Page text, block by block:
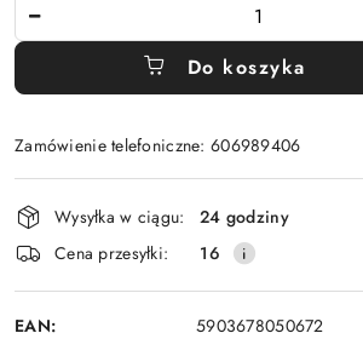
Do koszyka
Zamówienie telefoniczne: 606989406
Wyślij
Dostępność
i
dostawa
Wysyłka w ciągu:
24 godziny
Cena przesyłki:
16
EAN: 5903678050672